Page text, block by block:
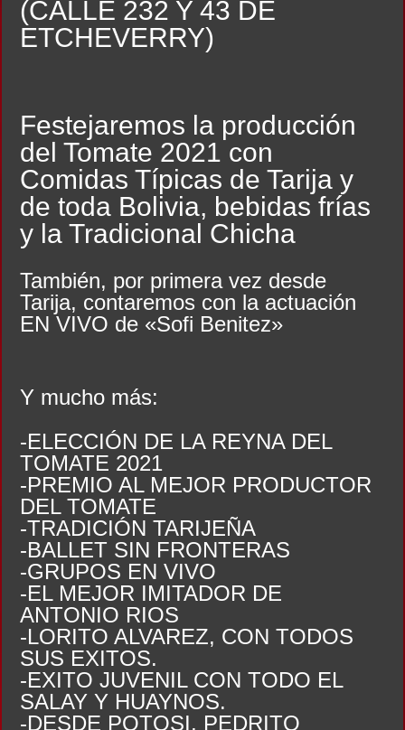
(CALLE 232 Y 43 DE
ETCHEVERRY)
Festejaremos la producción
del Tomate 2021 con
Comidas Típicas de Tarija y
de toda Bolivia, bebidas frías
y la Tradicional Chicha
También, por primera vez desde
Tarija, contaremos con la actuación
EN VIVO de «Sofi Benitez»
Y mucho más:
-ELECCIÓN DE LA REYNA DEL
TOMATE 2021
-PREMIO AL MEJOR PRODUCTOR
DEL TOMATE
-TRADICIÓN TARIJEÑA
-BALLET SIN FRONTERAS
-GRUPOS EN VIVO
-EL MEJOR IMITADOR DE
ANTONIO RIOS
-LORITO ALVAREZ, CON TODOS
SUS EXITOS.
-EXITO JUVENIL CON TODO EL
SALAY Y HUAYNOS.
-DESDE POTOSI, PEDRITO